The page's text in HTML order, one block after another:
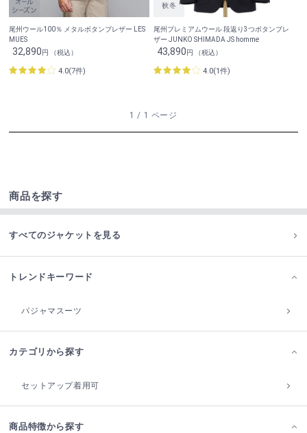
尾州ウール100％ メタルボタンブレザー LES
MUES
32,890円 （税込）
4.0(7件)
尾州プレミアムウール 段返り3つボタンブレ
ザー JUNKO SHIMADA JS homme
43,890円 （税込）
4.0(1件)
1 / 1 ページ
商品を探す
すべてのジャケットを見る
トレンドキーワード
パジャマスーツ
カテゴリから探す
セットアップ着用可
商品特徴から探す